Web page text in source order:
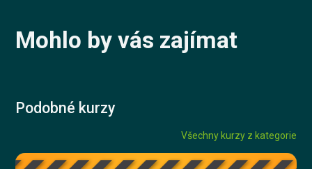
Mohlo by vás zajímat
Podobné kurzy
Všechny kurzy z kategorie